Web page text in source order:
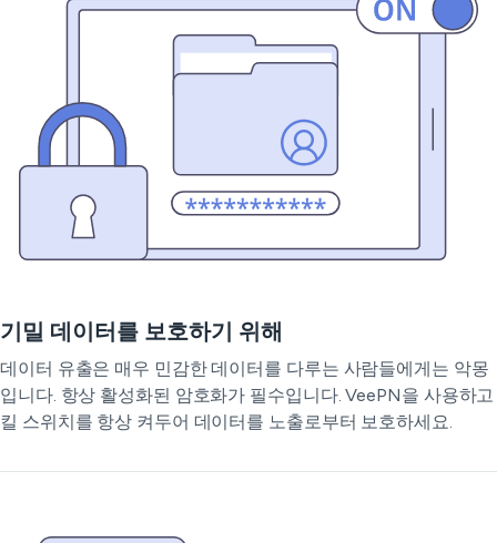
기밀 데이터를 보호하기 위해
데이터 유출은 매우 민감한 데이터를 다루는 사람들에게는 악몽
입니다. 항상 활성화된 암호화가 필수입니다. VeePN을 사용하고
킬 스위치를 항상 켜두어 데이터를 노출로부터 보호하세요.